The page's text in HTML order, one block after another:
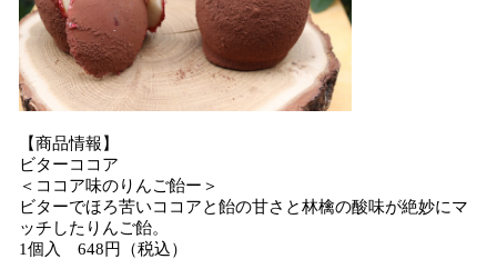
【商品情報】
ビターココア
＜ココア味のりんご飴ー＞
ビターでほろ苦いココアと飴の甘さと林檎の酸味が絶妙にマ
ッチしたりんご飴。
1個入 648円（税込）